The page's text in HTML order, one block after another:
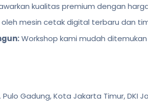
kualitas premium dengan
oleh mesin cetak digital terbaru dan
Workshop kami mudah
Gadung, Kota Jakarta Timur, DKI